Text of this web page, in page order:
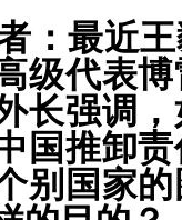
：最近
级代表
长强调
国推卸
别国家